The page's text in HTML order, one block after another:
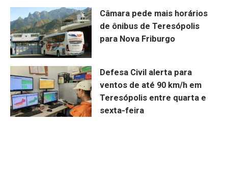
Câmara pede mais horários
de ônibus de Teresópolis
para Nova Friburgo
Defesa Civil alerta para
ventos de até 90 km/h em
Teresópolis entre quarta e
sexta-feira